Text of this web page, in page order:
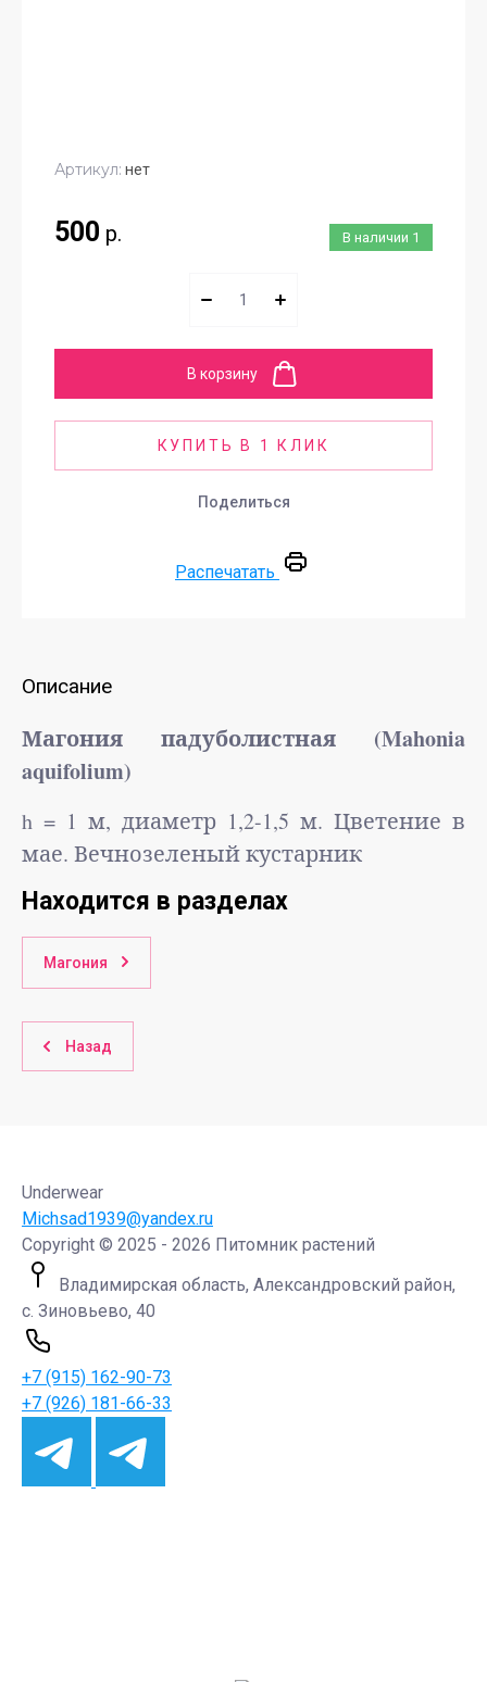
Артикул: нет
В наличии 1
500 р.
В корзину
КУПИТЬ В 1 КЛИК
Поделиться
Распечатать
Описание
Магония падуболистная (Mahonia
aquifolium)
h = 1 м, диаметр 1,2-1,5 м. Цветение в
мае. Вечнозеленый кустарник
Находится в разделах
Магония
Назад
Underwear
Michsad1939@yandex.ru
Copyright © 2025 - 2026 Питомник растений
Владимирская область, Александровский район,
с. Зиновьево, 40
+7 (915) 162-90-73
+7 (926) 181-66-33